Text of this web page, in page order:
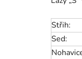
Střih:
Sed: